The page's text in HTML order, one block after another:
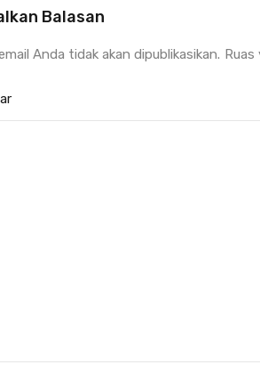
Balasan
Anda tidak akan dipublikasikan.